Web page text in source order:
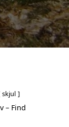
skjul
– Find